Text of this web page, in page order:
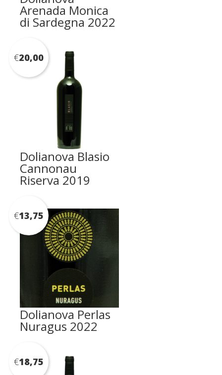
Arenada Monica
di Sardegna 2022
Dolianova Blasio
Cannonau
Riserva 2019
€20,00
Dolianova Perlas
Nuragus 2022
€13,75
€18,75